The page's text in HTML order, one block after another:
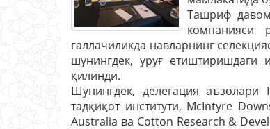
Ташриф
компанияси
ғаллачиликда навларнинг
шунингдек, уруғ етиштиришдаги
қилинди.
Шунингдек, делегaция
тадқиқот институти, McIntyre
Australia ва Cotton Research &